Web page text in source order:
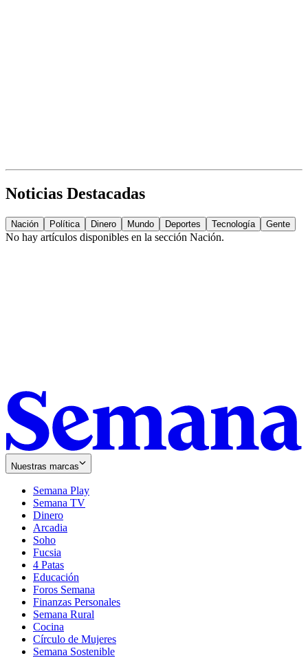
Noticias Destacadas
Nación Política Dinero Mundo Deportes Tecnología Gente
No hay artículos disponibles en la sección Nación.
Nuestras marcas
Semana Play
Semana TV
Dinero
Arcadia
Soho
in
new
window
Fucsia
in
new
window
4 Patas
Educación
Foros Semana
Finanzas Personales
Semana Rural
Cocina
Círculo de Mujeres
Semana Sostenible